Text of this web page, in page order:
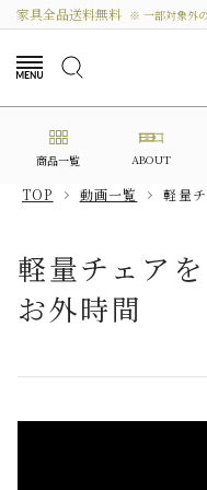
家具全品送料無料 ※ 一部対象外
商品一覧 ABOUT
カテゴリーから選ぶ
TOP 動画一覧 軽量
軽量チェア
お外時間